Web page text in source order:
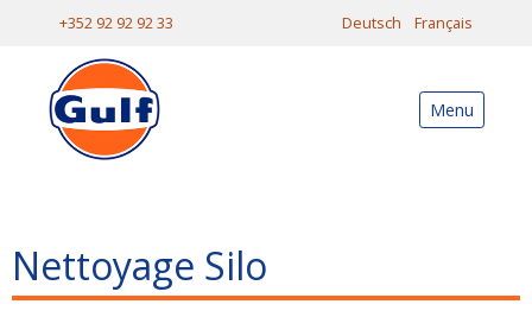
+352 92 92 92 33 Deutsch Français
Menu
Nettoyage Silo